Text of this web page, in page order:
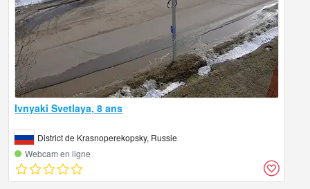
Ivnyaki Svetlaya, 8 ans
District de Krasnoperekopsky, Russie
Webcam en ligne